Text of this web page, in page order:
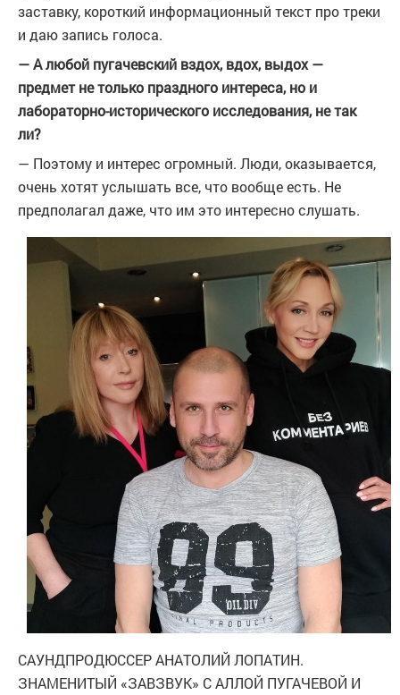
заставку, короткий информационный текст про треки
и даю запись голоса.
— А любой пугачевский вздох, вдох, выдох —
предмет не только праздного интереса, но и
лабораторно-исторического исследования, не так
ли?
— Поэтому и интерес огромный. Люди, оказывается,
очень хотят услышать все, что вообще есть. Не
предполагал даже, что им это интересно слушать.
САУНДПРОДЮССЕР АНАТОЛИЙ ЛОПАТИН.
ЗНАМЕНИТЫЙ «ЗАВЗВУК» С АЛЛОЙ ПУГАЧЕВОЙ И